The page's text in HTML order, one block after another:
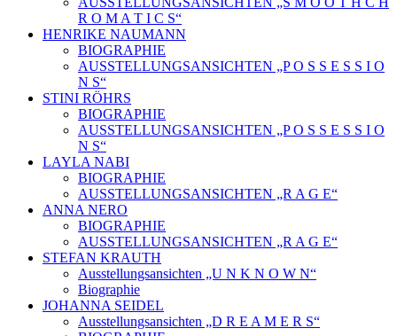
R O M A T I C S“
HENRIKE NAUMANN
BIOGRAPHIE
AUSSTELLUNGSANSICHTEN „P O S S E S S I O
N S“
STINI RÖHRS
BIOGRAPHIE
AUSSTELLUNGSANSICHTEN „P O S S E S S I O
N S“
LAYLA NABI
BIOGRAPHIE
AUSSTELLUNGSANSICHTEN „R A G E“
ANNA NERO
BIOGRAPHIE
AUSSTELLUNGSANSICHTEN „R A G E“
STEFAN KRAUTH
Ausstellungsansichten „U N K N O W N“
Biographie
JOHANNA SEIDEL
Ausstellungsansichten „D R E A M E R S“